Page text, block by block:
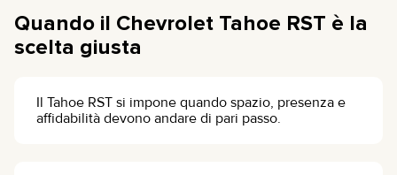
Quando il Chevrolet Tahoe RST è la
scelta giusta
Il Tahoe RST si impone quando spazio, presenza e
affidabilità devono andare di pari passo.